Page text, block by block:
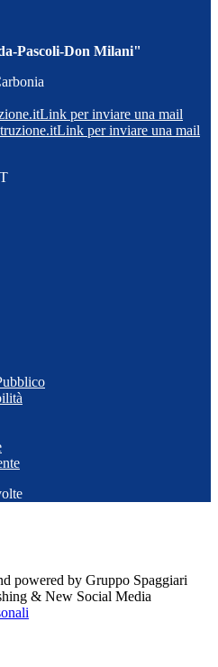
Pascoli-Don Milani"
Link per inviare una mail
Link per inviare una mail
powered by Gruppo Spaggiari
& New Social Media